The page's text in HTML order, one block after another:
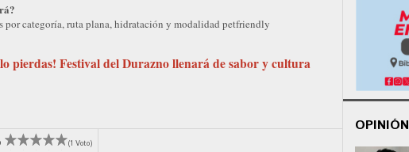
por categoría, ruta plana, hidratación y modalidad petfriendly
pierdas! Festival del Durazno llenará de sabor y cultura
(1 Voto)
OPINIÓN